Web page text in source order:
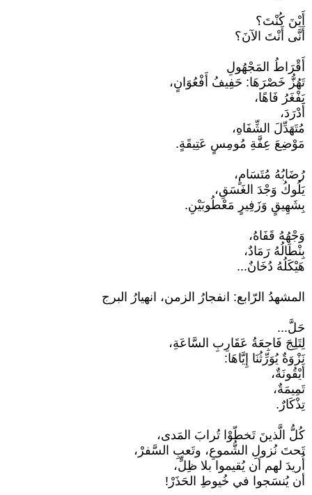
أَيْنَ كُنْتَ؟
أَنَّى أَنْتَ الآنَ؟
أَقْرَاطُ المَجْهُولِ
تَهُزُّ خَصْرَهَا: حَفِيفُ أَفْعُوَانٍ،
يَفْغَرُ فَاهًا،
أَدْرَدَ،
مُتَهَدِّلَ الشِّفَاهِ،
مَوْضِعَ عِفَّةِ مُومِسٍ عَتِيقَةٍ.
رُضَابُهُ مُتَسَامٍ،
يَلُوكُ وَجْدَ الغَسَقِ،
بِشَهِيقٍ وَزَفِيرٍ مَعْطُوبَيْنِ.
وَجْهُهُ قَفَاهُ،
بِنْطَالُهُ رَمَادٌ،
هَيْكَلُهُ دُخَانٌ...
المشهدُ الرّابع: انفجارُ الزمن، انهيارُ البرج
حَلَّ...
لِتَلِجَ فَاجِعَةُ عَقَارِبِ السَّاعَةِ،
نَزْوَةٌ يُوَرِّثُنَا إِيَّاهَا:
أَيْقُونَةٌ،
تَمِيمَةٌ،
تِذْكَارٌ.
كُلُّ الَّذينَ تَخطّوْا تُرابَ المَدى،
تَحتَ نُزولِ الشُّموعِ، وتَعبِ السَّفرْ،
أُريدَ لهم أن يُقيموا بلا ظِلٍّ،
أن يُنسَجوا في خُيوطِ الحَذَرْ!